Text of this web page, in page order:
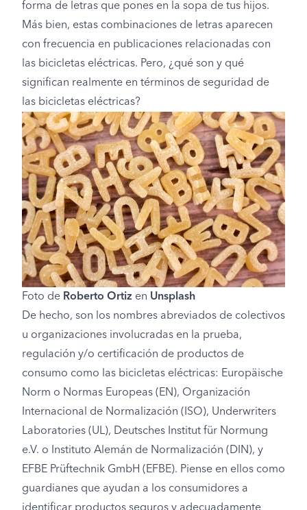
forma de letras que pones en la sopa de tus hijos.
Más bien, estas combinaciones de letras aparecen
con frecuencia en publicaciones relacionadas con
las bicicletas eléctricas. Pero, ¿qué son y qué
significan realmente en términos de seguridad de
las bicicletas eléctricas?
Foto de Roberto Ortiz en Unsplash
De hecho, son los nombres abreviados de colectivos
u organizaciones involucradas en la prueba,
regulación y/o certificación de productos de
consumo como las bicicletas eléctricas: Europäische
Norm o Normas Europeas (EN), Organización
Internacional de Normalización (ISO), Underwriters
Laboratories (UL), Deutsches Institut für Normung
e.V. o Instituto Alemán de Normalización (DIN), y
EFBE Prüftechnik GmbH (EFBE). Piense en ellos como
guardianes que ayudan a los consumidores a